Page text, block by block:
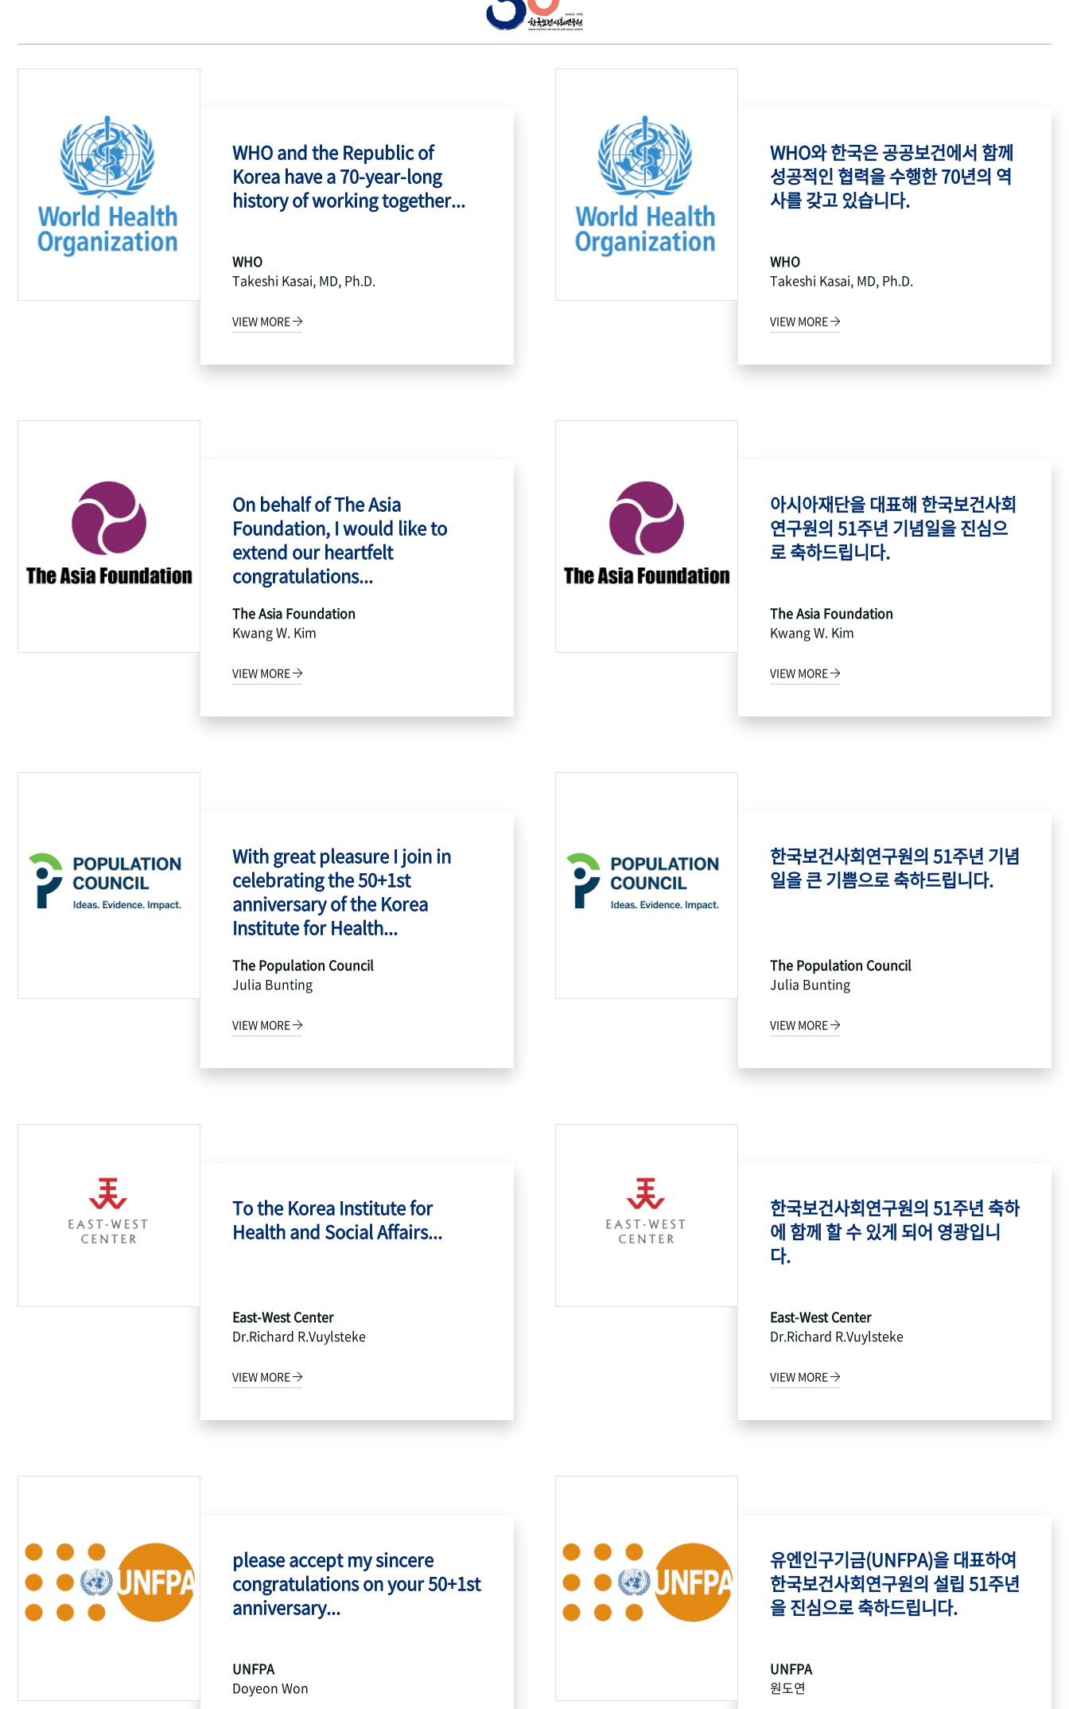
WHO and the Republic of
Korea have a 70-year-long
history of working together...
WHO
Takeshi Kasai, MD, Ph.D.
VIEW MORE
WHO와 한국은 공공보건에서 함께
성공적인 협력을 수행한 70년의 역
사를 갖고 있습니다.
WHO
Takeshi Kasai, MD, Ph.D.
VIEW MORE
On behalf of The Asia
Foundation, I would like to
extend our heartfelt
congratulations...
The Asia Foundation
Kwang W. Kim
VIEW MORE
아시아재단을 대표해 한국보건사회
연구원의 51주년 기념일을 진심으
로 축하드립니다.
The Asia Foundation
Kwang W. Kim
VIEW MORE
With great pleasure I join in
celebrating the 50+1st
anniversary of the Korea
Institute for Health...
The Population Council
Julia Bunting
VIEW MORE
한국보건사회연구원의 51주년 기념
일을 큰 기쁨으로 축하드립니다.
The Population Council
Julia Bunting
VIEW MORE
To the Korea Institute for
Health and Social Affairs...
East-West Center
Dr.Richard R.Vuylsteke
VIEW MORE
한국보건사회연구원의 51주년 축하
에 함께 할 수 있게 되어 영광입니
다.
East-West Center
Dr.Richard R.Vuylsteke
VIEW MORE
please accept my sincere
congratulations on your 50+1st
anniversary...
UNFPA
Doyeon Won
유엔인구기금(UNFPA)을 대표하여
한국보건사회연구원의 설립 51주년
을 진심으로 축하드립니다.
UNFPA
원도연